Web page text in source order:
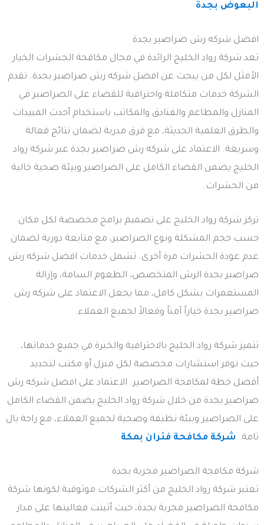
البعوض بجدة
افضل شركه رش صراصير بجدة
تعد شركة رواد الخليج الرائدة في مجال مكافحة الحشرات الخيار
الأمثل لكل من يبحث عن افضل شركه رش صراصير بجدة. تقدم
الشركة خدمات متكاملة واحترافية للقضاء على الصراصير في
المنازل والمطاعم والفنادق والمكاتب باستخدام أحدث المبيدات
والطرق العلمية الحديثة، مع فرق مدربة لضمان نتائج فعالة
وسريعة. الاعتماد على شركه رش صراصير بجدة عبر شركة رواد
الخليج يضمن القضاء الكامل على الصراصير وبيئة صحية خالية
من الحشرات.
تركز شركة رواد الخليج على تصميم برامج مخصصة لكل مكان
حسب حجم المشكلة ونوع الصراصير، مع متابعة دورية لضمان
عدم عودة الحشرات مرة أخرى. تشمل خدمات افضل شركه رش
صراصير بجدة الرش المتخصص، الطعوم السامة، وإزالة
المستعمرات بشكل كامل، مما يجعل الاعتماد على شركه رش
صراصير بجدة خياراً آمناً وفعالاً لجميع العملاء.
تتميز شركة رواد الخليج بالاحترافية والخبرة في جميع خدماتها،
حيث توفر استشارات مخصصة لكل منزل أو مكتب لتحديد
أفضل خطة لمكافحة الصراصير. الاعتماد على افضل شركه رش
صراصير بجدة من خلال شركة رواد الخليج يضمن القضاء الكامل
على الصراصير وبيئة نظيفة وصحية لجميع العملاء، مع راحة بال
تامة. شركة مكافحة فئران بمكة
شركة مكافحة الصراصير مجربة بجدة
تعتبر شركة رواد الخليج من أكثر الشركات موثوقية لكونها شركة
مكافحة الصراصير مجربة بجدة، حيث أثبتت فعاليتها على مدار